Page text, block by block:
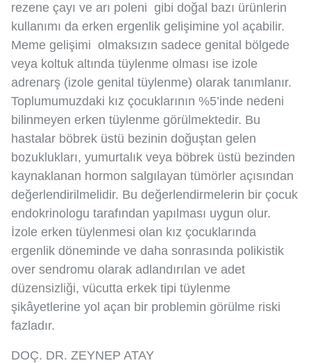
rezene çayı ve arı poleni gibi doğal bazı ürünlerin
kullanımı da erken ergenlik gelişimine yol açabilir.
Meme gelişimi olmaksızın sadece genital bölgede
veya koltuk altında tüylenme olması ise izole
adrenarş (izole genital tüylenme) olarak tanımlanır.
Toplumumuzdaki kız çocuklarının %5’inde nedeni
bilinmeyen erken tüylenme görülmektedir. Bu
hastalar böbrek üstü bezinin doğuştan gelen
bozuklukları, yumurtalık veya böbrek üstü bezinden
kaynaklanan hormon salgılayan tümörler açısından
değerlendirilmelidir. Bu değerlendirmelerin bir çocuk
endokrinologu tarafından yapılması uygun olur.
İzole erken tüylenmesi olan kız çocuklarında
ergenlik döneminde ve daha sonrasında polikistik
over sendromu olarak adlandırılan ve adet
düzensizliği, vücutta erkek tipi tüylenme
şikâyetlerine yol açan bir problemin görülme riski
fazladır.
DOÇ. DR. ZEYNEP ATAY